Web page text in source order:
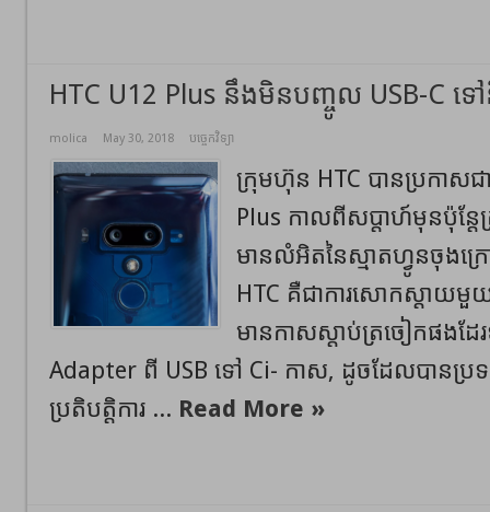
HTC U12 Plus នឹងមិនបញ្ចូល USB-C ទ
molica May 30, 2018 បច្ចេកវិទ្យា
ក្រុមហ៊ុន HTC បានប្រកាសជ
Plus កាលពីសប្តាហ៍មុនប៉ុន្តែ
មានលំអិតនៃស្មាតហ្វូនចុង
HTC គឺជាការសោកស្តាយ
មានកាសស្តាប់ត្រចៀកផងដ
Adapter ពី USB ទៅ Ci- កាស, ដូចដែលបានប្
ប្រតិបត្តិការ ... Read More »